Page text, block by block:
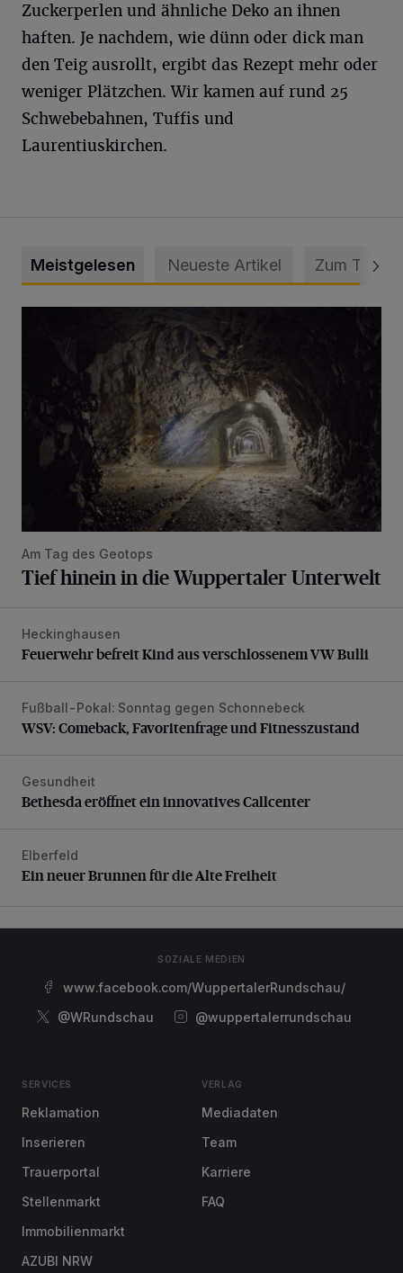
Zuckerperlen und ähnliche Deko an ihnen
haften. Je nachdem, wie dünn oder dick man
den Teig ausrollt, ergibt das Rezept mehr oder
weniger Plätzchen. Wir kamen auf rund 25
Schwebebahnen, Tuffis und
Laurentiuskirchen.
Meistgelesen Neueste Artikel Zum Thema
Am Tag des Geotops
Tief hinein in die Wuppertaler Unterwelt
Feuerwehr befreit Kind aus verschlossenem VW Bulli
Heckinghausen
Feuerwehr befreit Kind aus verschlossenem VW Bulli
WSV: Comeback, Favoritenfrage und Fitnesszustand
Fußball-Pokal: Sonntag gegen Schonnebeck
WSV: Comeback, Favoritenfrage und Fitnesszustand
Bethesda eröffnet ein innovatives Callcenter
Gesundheit
Bethesda eröffnet ein innovatives Callcenter
Ein neuer Brunnen für die Alte Freiheit
Elberfeld
Ein neuer Brunnen für die Alte Freiheit
SOZIALE MEDIEN
www.facebook.com/WuppertalerRundschau/
@WRundschau
@wuppertalerrundschau
SERVICES
Reklamation
Inserieren
Trauerportal
Stellenmarkt
Immobilienmarkt
AZUBI NRW
VERLAG
Mediadaten
Team
Karriere
FAQ